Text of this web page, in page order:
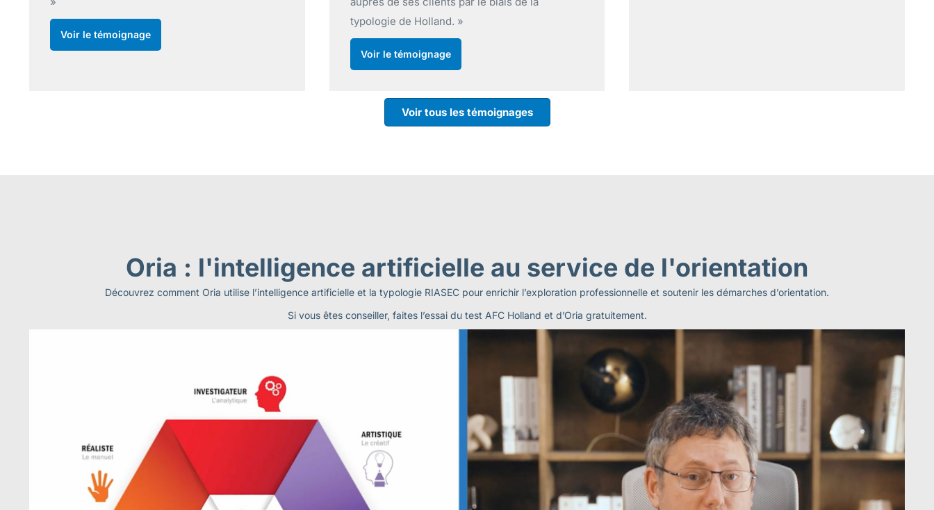
typologie de Holland. »
Voir le témoignage
Voir tous les témoignages
Oria : l'intelligence artificielle au service de l'orientation
Découvrez comment Oria utilise l’intelligence artificielle et la typologie RIASEC pour enrichir l’exploration professionnelle et soutenir les démarches d’orientation.
Si vous êtes conseiller, faites l’essai du test AFC Holland et d’Oria gratuitement.